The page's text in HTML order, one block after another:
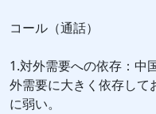
コール（通話）
1.対外需要への依存：中
外需要に大きく依存して
に弱い。